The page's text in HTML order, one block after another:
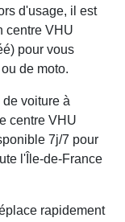
d'usage, il est
centre VHU
pour vous
de moto.
voiture à
centre VHU
7j/7 pour
l'Île-de-France
rapidement